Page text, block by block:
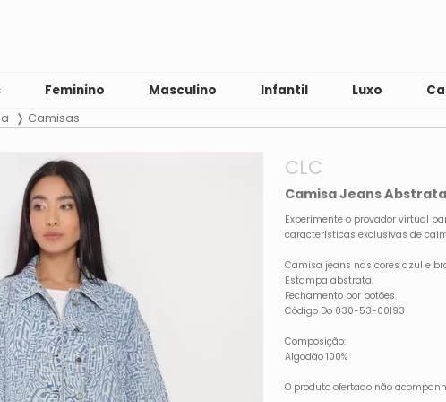
Feminino Masculino Infantil Luxo
Camisas
CLC
Camisa Jeans
Experimente o provador virtual
características exclusivas de
Camisa jeans nas cores azul e
Estampa abstrata.
Fechamento por botões.
Código Do 030-53-00193
Composição:
Algodão 100%
O produto ofertado não